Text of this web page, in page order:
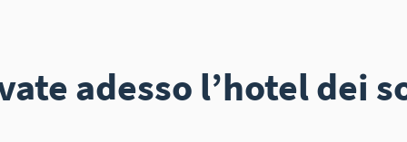
adesso l’hotel dei